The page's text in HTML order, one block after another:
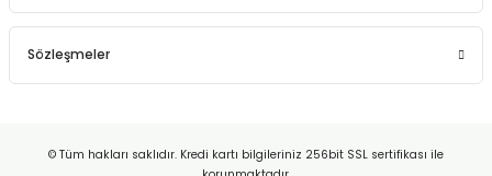
Sözleşmeler
© Tüm hakları saklıdır. Kredi kartı bilgileriniz 256bit SSL sertifikası ile